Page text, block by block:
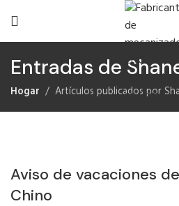
Entradas de
Hogar Artículos publicados por
Aviso de vacaciones
Chino